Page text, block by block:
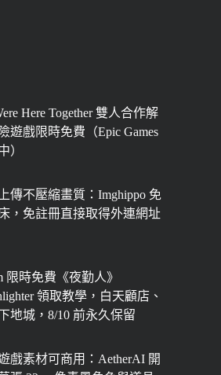
Here Together 雙人合作解
遊戲限時免費（Epic Games
）
傳不壓縮畫質：Imghippo 免
，免註冊直接取得外連網址
限時免費《夜勤人》
領取教學，白天顧店、
地城，8/10 前永久保留
戲素材可商用：AetherAI 開